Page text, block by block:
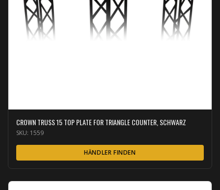
CROWN TRUSS 15 TOP PLATE FOR TRIANGLE COUNTER, SCHWARZ
SKU: 1559
HÄNDLER FINDEN